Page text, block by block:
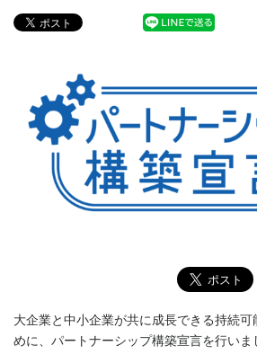
お問い合わせ
大企業と中小企業が共に成長できる持続可
めに、パートナーシップ構築宣言を行いま